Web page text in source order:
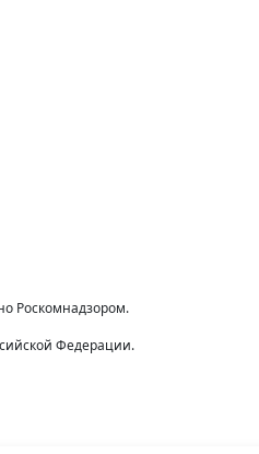
Роскомнадзором.
Федерации.